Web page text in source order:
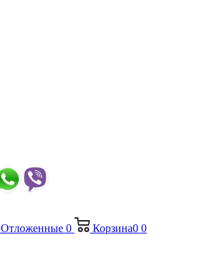
Отложенные 0 Корзина0 0